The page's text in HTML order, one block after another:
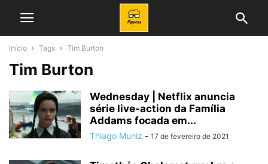
Início Tags Tim Burton
Tim Burton
Wednesday | Netflix anuncia
série live-action da Família
Addams focada em...
Thiago Muniz - 17 de fevereiro de 2021